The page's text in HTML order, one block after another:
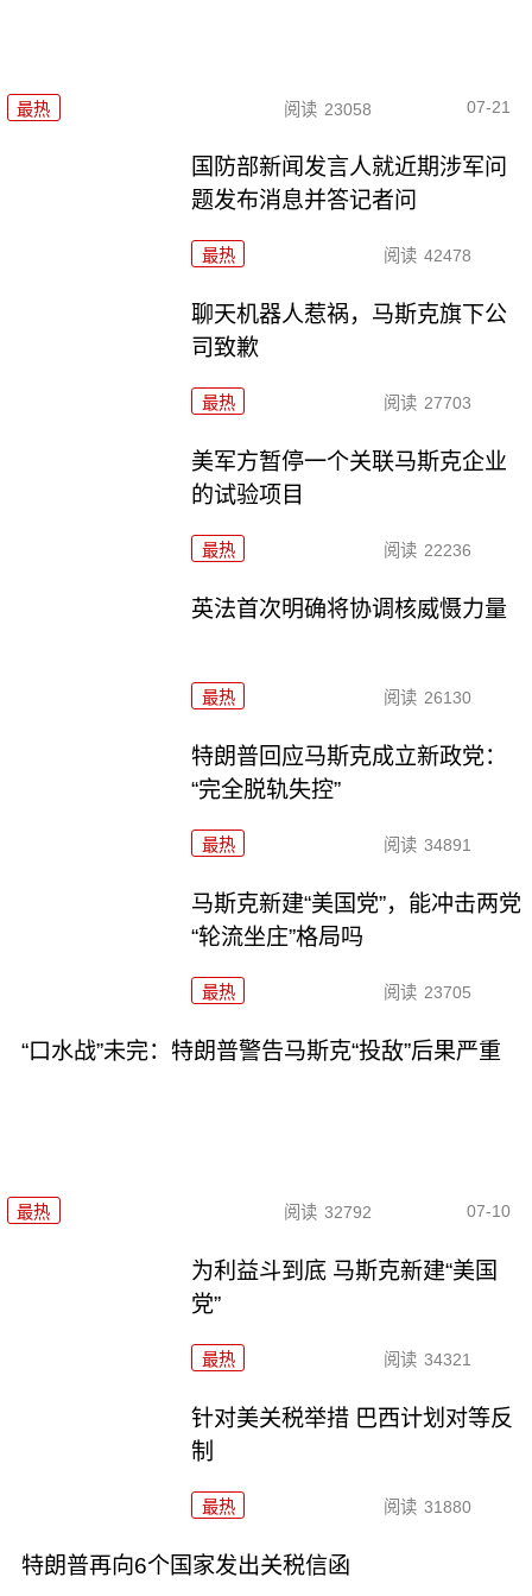
最热 阅读 23058 07-21
国防部新闻发言人就近期涉军问
题发布消息并答记者问
最热 阅读 42478
聊天机器人惹祸，马斯克旗下公
司致歉
最热 阅读 27703
美军方暂停一个关联马斯克企业
的试验项目
最热 阅读 22236
英法首次明确将协调核威慑力量
最热 阅读 26130
特朗普回应马斯克成立新政党：
“完全脱轨失控”
最热 阅读 34891
马斯克新建“美国党”，能冲击两党
“轮流坐庄”格局吗
最热 阅读 23705
“口水战”未完：特朗普警告马斯克“投敌”后果严重
最热 阅读 32792 07-10
为利益斗到底 马斯克新建“美国
党”
最热 阅读 34321
针对美关税举措 巴西计划对等反
制
最热 阅读 31880
特朗普再向6个国家发出关税信函